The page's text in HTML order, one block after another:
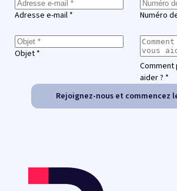
Adresse e-mail * Numéro
Objet *
Comment
aider ? *
Rejoignez-nous et commencez